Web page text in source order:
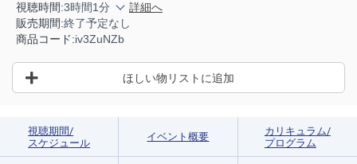
視聴時間:3時間1分
詳細へ
販売期間:終了予定なし
商品コード:iv3ZuNZb
ほしい物リストに追加
視聴期間/
スケジュール
イベント概要
カリキュラム/
プログラム